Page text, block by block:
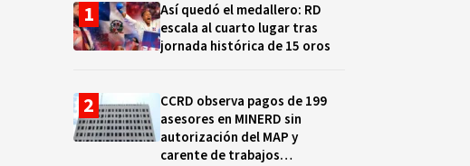
Así quedó el medallero: RD
escala al cuarto lugar tras
jornada histórica de 15 oros
CCRD observa pagos de 199
asesores en MINERD sin
autorización del MAP y
carente de trabajos